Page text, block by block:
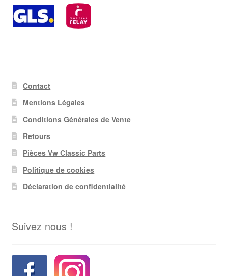
Contact
Mentions Légales
Conditions Générales de Vente
Retours
Pièces Vw Classic Parts
Politique de cookies
Déclaration de confidentialité
Suivez nous !